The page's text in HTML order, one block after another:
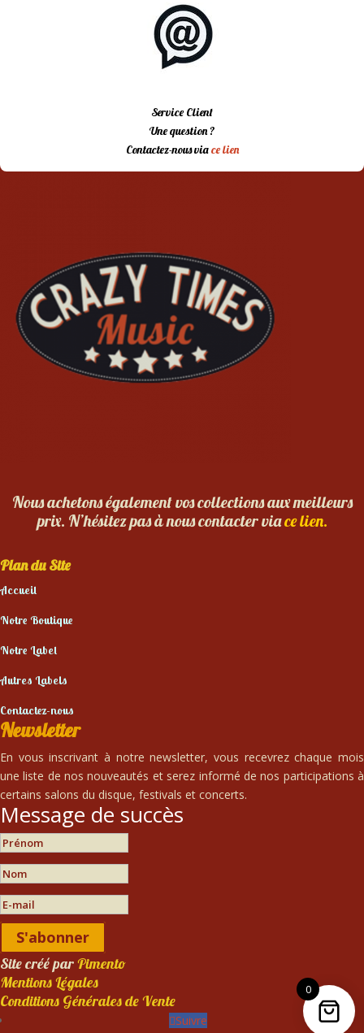
Service Client
Une question ?
Contactez-nous viace lien
Nous achetons également vos collections aux meilleurs
prix. N’hésitez pas à nous contacter viace lien.
Plan du Site
Accueil
Notre Boutique
Notre Label
Autres Labels
Contactez-nous
Newsletter
En vous inscrivant à notre newsletter, vous recevrez chaque mois
une liste de nos nouveautés et serez informé de nos participations à
certains salons du disque, festivals et concerts.
Message de succès
S'abonner
Site créé parPimento
Mentions Légales
Conditions Générales de Vente
Suivre
0